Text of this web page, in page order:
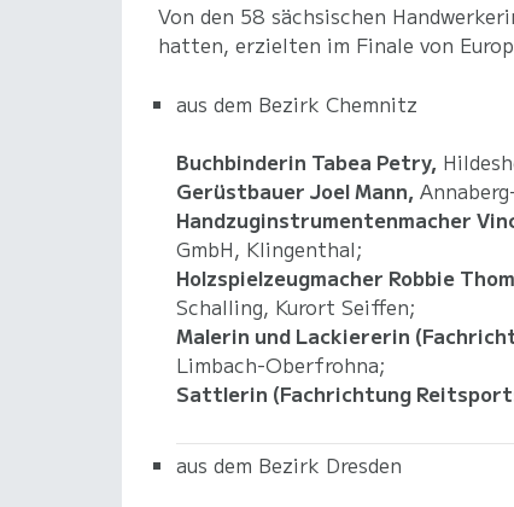
Von den 58 sächsischen
hatten, erzielten im Finale von
aus dem Bezirk Chemnitz
Buchbinderin Tabea Petry,
Gerüstbauer Joel Mann,
Handzuginstrumentenmacher
GmbH, Klingenthal;
Holzspielzeugmacher Robbie
Schalling, Kurort Seiffen;
Malerin und Lackiererin
Limbach-Oberfrohna;
Sattlerin (Fachrichtung
aus dem Bezirk Dresden